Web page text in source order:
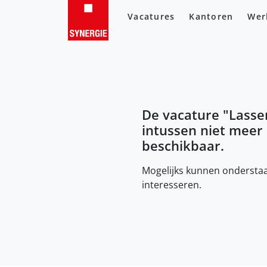
Vacatures Kantoren
De vacature "
intussen niet meer
beschikbaar.
Mogelijks kunnen
interesseren.